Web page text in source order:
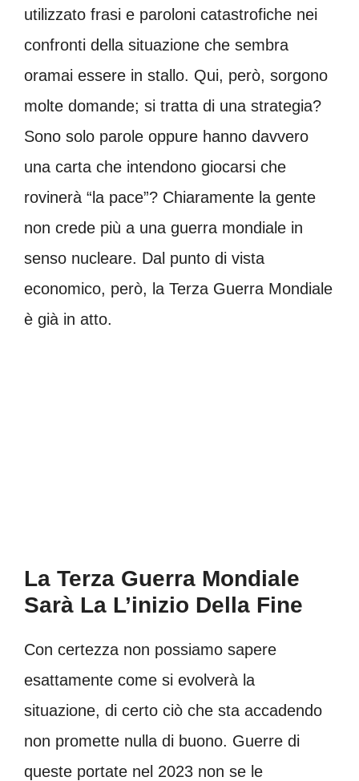
utilizzato frasi e paroloni catastrofiche nei
confronti della situazione che sembra
oramai essere in stallo. Qui, però, sorgono
molte domande; si tratta di una strategia?
Sono solo parole oppure hanno davvero
una carta che intendono giocarsi che
rovinerà “la pace”? Chiaramente la gente
non crede più a una guerra mondiale in
senso nucleare. Dal punto di vista
economico, però, la Terza Guerra Mondiale
è già in atto.
La Terza Guerra Mondiale
Sarà La L’inizio Della Fine
Con certezza non possiamo sapere
esattamente come si evolverà la
situazione, di certo ciò che sta accadendo
non promette nulla di buono. Guerre di
queste portate nel 2023 non se le